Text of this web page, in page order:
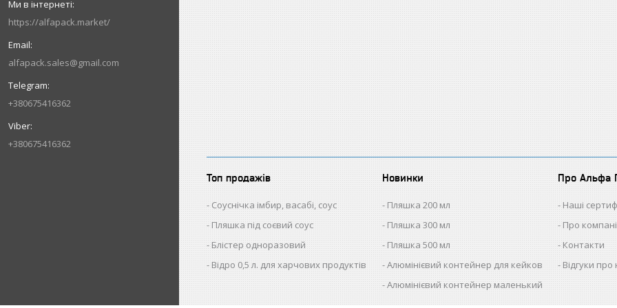
https://alfapack.market/
alfapack.sales@gmail.com
+380675416362
+380675416362
Топ продажів
Соуснічка імбир, васабі, соус
Пляшка під соєвий соус
Блістер одноразовий
Відро 0,5 л. для харчових продуктів
Новинки
Пляшка 200 мл
Пляшка 300 мл
Пляшка 500 мл
Алюмінієвий контейнер для кейков
Алюмінієвий контейнер маленький
Про Альфа
Наші
Про
Контакти
Відгуки про